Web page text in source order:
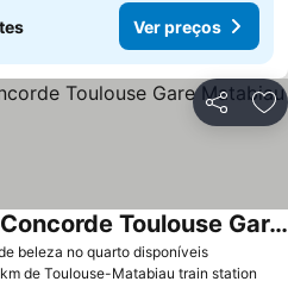
Ver preços
Partilhar
beleza no quarto disponíveis
Nemea Appart Hotel Concorde Toulouse Gare Matabiau
de Toulouse-Matabiau train station